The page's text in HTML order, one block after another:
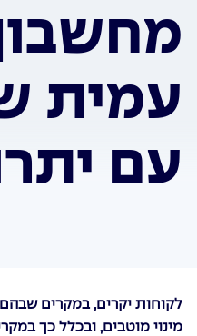
עמית
עם
לקוחות יקרים, במקרים שבהם
מינוי מוטבים, ובכלל כך